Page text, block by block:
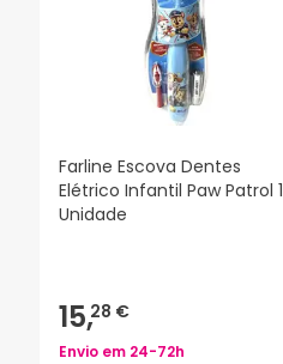
Farline Escova Dentes
Elétrico Infantil Paw Patrol 1
Unidade
15,28 €
Envio em 24-72h